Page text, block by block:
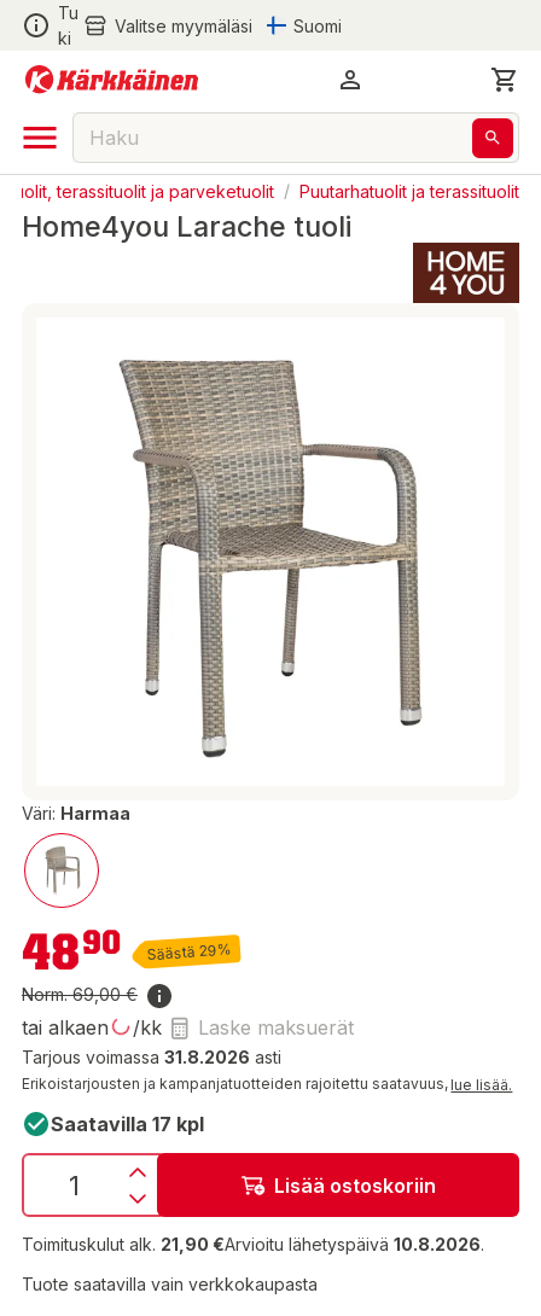
Tu
ki
Valitse myymäläsi Suomi
terassituolit ja parveketuolit / Puutarhatuolit ja terassituolit
Home4you Larache tuoli
Väri: Harmaa
4890 Säästä 29%
Norm.69,00 €
tai alkaen /kk Laske maksuerät
Tarjous voimassa 31.8.2026 asti
Erikoistarjousten ja kampanjatuotteiden rajoitettu saatavuus,lue lisää.
Saatavilla 17 kpl
Lisää ostoskoriin
Toimituskulut alk. 21,90 €Arvioitu lähetyspäivä 10.8.2026.
Tuote saatavilla vain verkkokaupasta